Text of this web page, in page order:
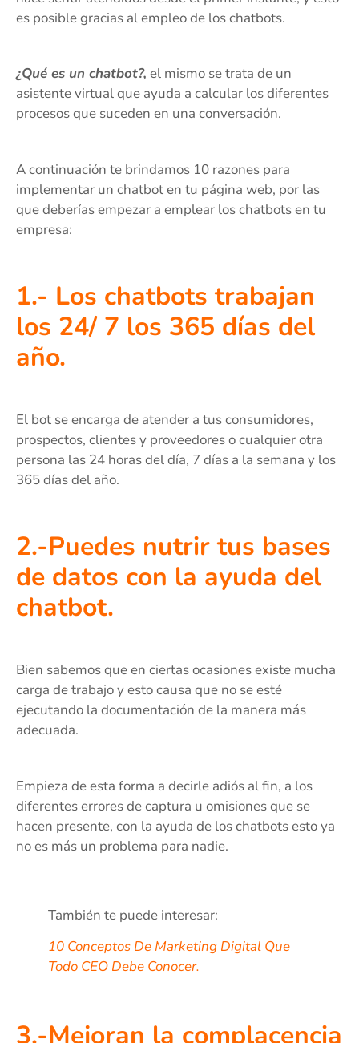
es posible gracias al empleo de los chatbots.
¿Qué es un chatbot?, el mismo se trata de un
asistente virtual que ayuda a calcular los diferentes
procesos que suceden en una conversación.
A continuación te brindamos 10 razones para
implementar un chatbot en tu página web, por las
que deberías empezar a emplear los chatbots en tu
empresa:
1.- Los chatbots trabajan
los 24/ 7 los 365 días del
año.
El bot se encarga de atender a tus consumidores,
prospectos, clientes y proveedores o cualquier otra
persona las 24 horas del día, 7 días a la semana y los
365 días del año.
2.-Puedes nutrir tus bases
de datos con la ayuda del
chatbot.
Bien sabemos que en ciertas ocasiones existe mucha
carga de trabajo y esto causa que no se esté
ejecutando la documentación de la manera más
adecuada.
Empieza de esta forma a decirle adiós al fin, a los
diferentes errores de captura u omisiones que se
hacen presente, con la ayuda de los chatbots esto ya
no es más un problema para nadie.
También te puede interesar:
10 Conceptos De Marketing Digital Que
Todo CEO Debe Conocer.
3.-Mejoran la complacencia